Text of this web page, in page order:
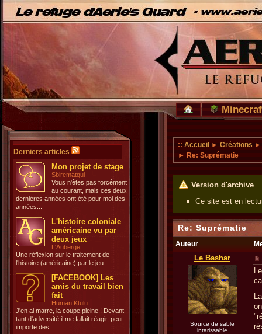
Derniers articles
Mon projet de stage
Sbirematqui
Vous n'êtes pas forcément
au courant, mais ces deux
dernières années ont été pour moi des
années...
L'histoire coloniale
américaine vu par
deux jeux
L'Auberge
Une réflexion sur le traitement de
l'histoire (américaine) par le jeu.
[FACEBOOK] Les
amis du travail bien
fait
Human Ktulu
J'en ai marre, la coupe pleine ! Devant
tant d'adversité il me fallait réagir, peut
importe des...
:: Accueil ► Créations
► Re: Suprématie
Version d'archive
Ce site est en
Re: Suprématie
Auteur
Le Bashar
Source de sable
intarissable